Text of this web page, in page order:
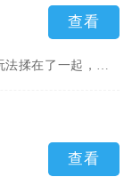
查看
查看